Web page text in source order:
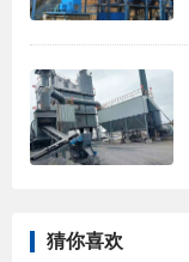
猜你喜欢